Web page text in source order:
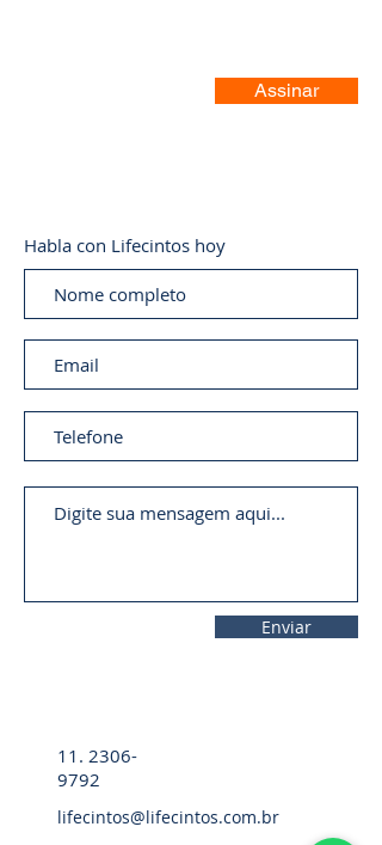
Assinar
Habla con Lifecintos hoy
Enviar
11. 2306-
9792
lifecintos@lifecintos.com.br